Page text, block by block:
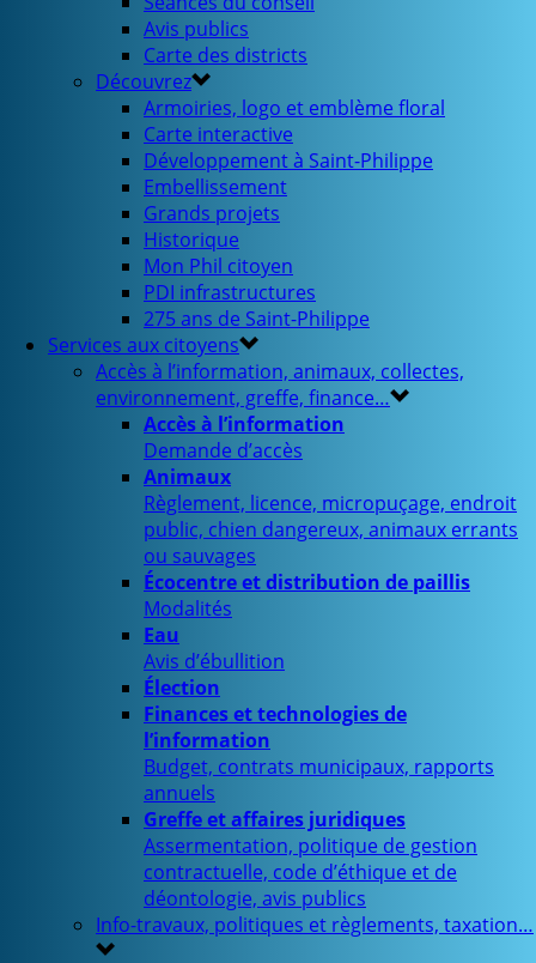
Avis publics
Carte des districts
Découvrez
Armoiries, logo et emblème floral
Carte interactive
Développement à Saint-Philippe
Embellissement
Grands projets
Historique
Mon Phil citoyen
PDI infrastructures
275 ans de Saint-Philippe
Services aux citoyens
Accès à l’information, animaux, collectes,
environnement, greffe, finance…
Accès à l’information
Demande d’accès
Animaux
Règlement, licence, micropuçage, endroit
public, chien dangereux, animaux errants
ou sauvages
Écocentre et distribution de paillis
Modalités
Eau
Avis d’ébullition
Élection
Finances et technologies de
l’information
Budget, contrats municipaux, rapports
annuels
Greffe et affaires juridiques
Assermentation, politique de gestion
contractuelle, code d’éthique et de
déontologie, avis publics
Info-travaux, politiques et règlements, taxation…